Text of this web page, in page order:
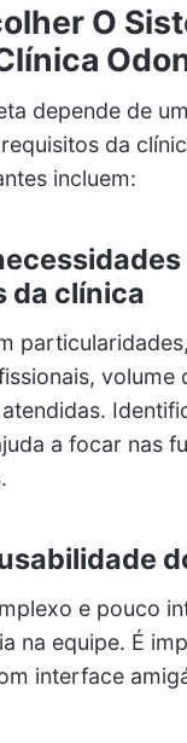
O
depende de
da
incluem:
da clínica
volume
a focar nas
e pouco
na equipe. É
interface